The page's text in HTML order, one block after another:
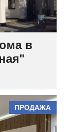
в
ПРОДАЖА